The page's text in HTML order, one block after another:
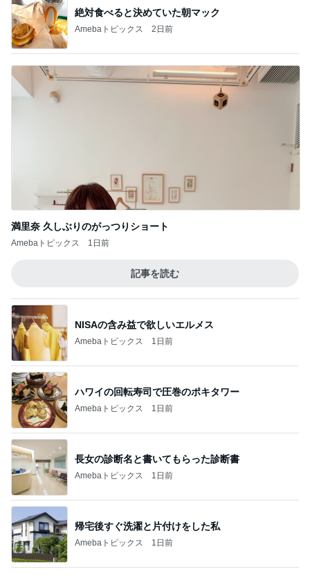
絶対食べると決めていた朝マック
Amebaトピックス 2日前
満里奈 久しぶりのがっつりショート
Amebaトピックス 1日前
記事を読む
NISAの含み益で欲しいエルメス
Amebaトピックス 1日前
ハワイの回転寿司で圧巻のポキタワー
Amebaトピックス 1日前
長女の診断名と書いてもらった診断書
Amebaトピックス 1日前
帰宅後すぐ洗濯と片付けをした私
Amebaトピックス 1日前